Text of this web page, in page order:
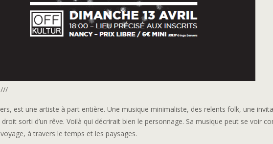
///
est une artiste à part entière. Une musique minimaliste, des relents folk, une
sorti d’un rêve. Voilà qui décrirait bien le personnage. Sa musique peut se voir
à travers le temps et les paysages.